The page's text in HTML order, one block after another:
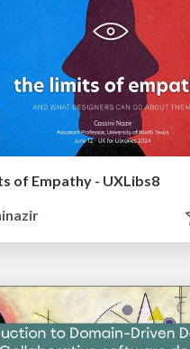
of Empathy - UXLibs8